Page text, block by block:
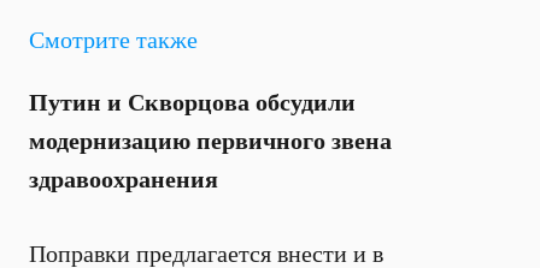
Смотрите также
Путин и Скворцова обсудили
модернизацию первичного звена
здравоохранения
Поправки предлагается внести и в